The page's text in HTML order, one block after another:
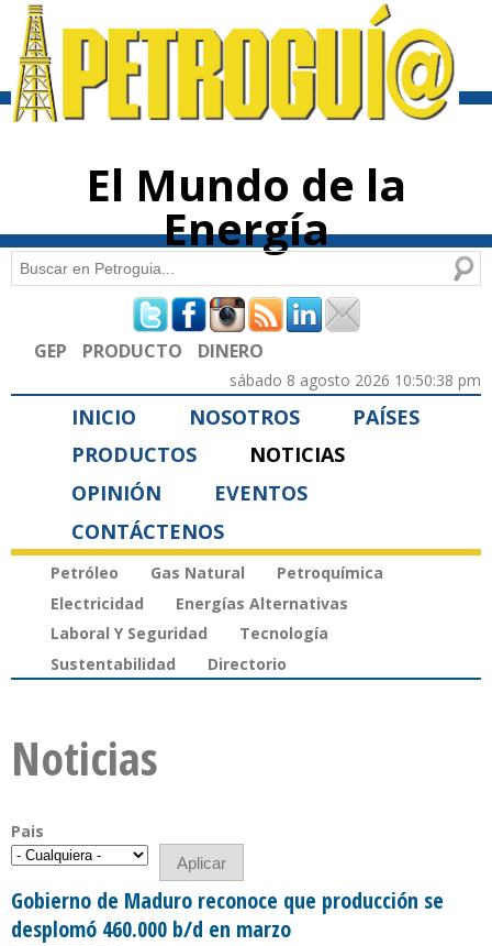
contenido
El Mundo de la
Energía
Formulario de búsqueda
Buscar
GEP PRODUCTO DINERO
sábado 8 agosto 2026 10:50:38 pm
INICIO NOSOTROS
PAÍSES
PRODUCTOS
NOTICIAS
OPINIÓN
EVENTOS
CONTÁCTENOS
Petróleo Gas Natural
Petroquímica
Electricidad
Energías Alternativas
Laboral Y Seguridad
Tecnología
Sustentabilidad
Directorio
Noticias
Pais
Gobierno de Maduro reconoce que producción se
desplomó 460.000 b/d en marzo